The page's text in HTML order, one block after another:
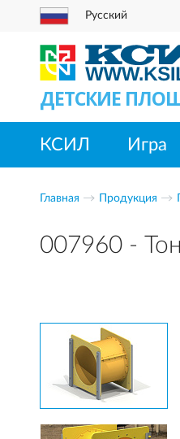
Русский
ДЕТСКИЕ
КСИЛ Игра
Главная Продукция
007960 -